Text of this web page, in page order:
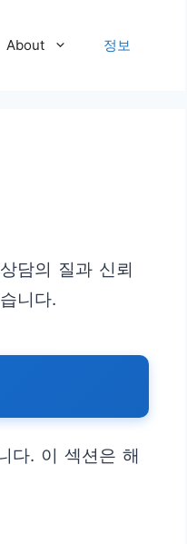
About 정보
담의 질과 신뢰
니다.
다. 이 섹션은 해